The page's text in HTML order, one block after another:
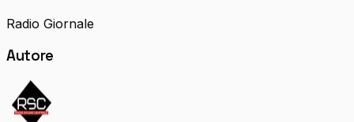
Radio Giornale
Autore